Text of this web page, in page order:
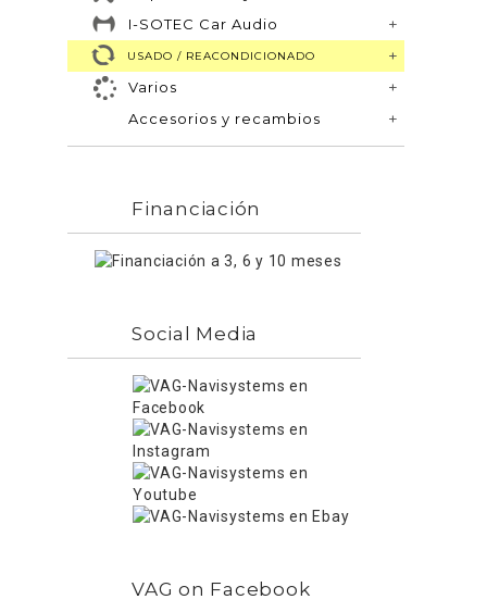
I-SOTEC Car Audio
USADO / REACONDICIONADO
Varios
Accesorios y recambios
Financiación
Social Media
VAG on Facebook